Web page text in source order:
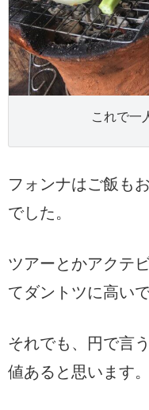
これで一
フォンナはご飯も
でした。
ツアーとかアクテ
てダントツに高いで
それでも、円で言
値あると思います。